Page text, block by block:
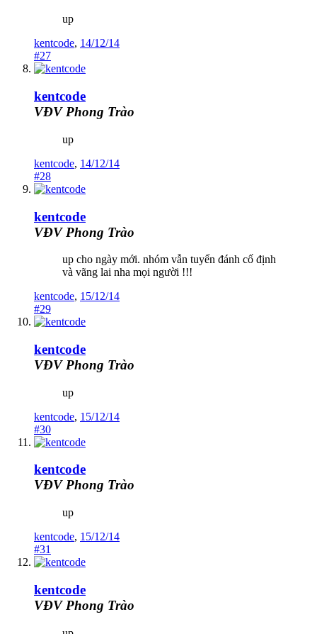
up
kentcode, 14/12/14
#27
kentcode
VĐV Phong Trào
up
kentcode, 14/12/14
#28
kentcode
VĐV Phong Trào
up cho ngày mới. nhóm vẫn tuyển đánh cố định
và vãng lai nha mọi người !!!
kentcode, 15/12/14
#29
kentcode
VĐV Phong Trào
up
kentcode, 15/12/14
#30
kentcode
VĐV Phong Trào
up
kentcode, 15/12/14
#31
kentcode
VĐV Phong Trào